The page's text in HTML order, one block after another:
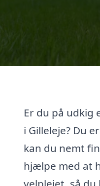
Er du på udkig
i Gilleleje? Du
kan du nemt
hjælpe med at